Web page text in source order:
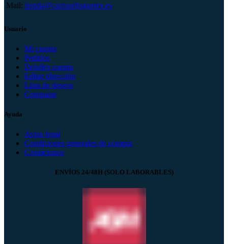
Mail: tienda@carruseljuguetes.es
Usuario
Mi cuenta
Pedidos
Detalles cuenta
Editar dirección
Lista de deseos
Comparar
Ayuda
Aviso legal
Condiciones generales de compra
Contáctanos
ENVÍOS 24/48H (SOLO LABORABLES)